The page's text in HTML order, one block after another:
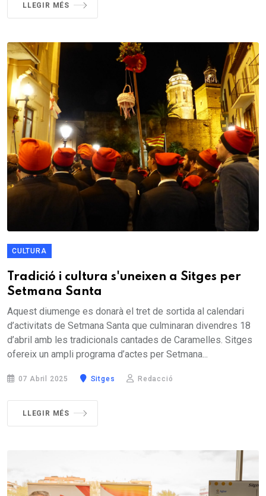
LLEGIR MÉS
CULTURA
Tradició i cultura s'uneixen a Sitges per
Setmana Santa
Aquest diumenge es donarà el tret de sortida al calendari
d’activitats de Setmana Santa que culminaran divendres 18
d’abril amb les tradicionals cantades de Caramelles. Sitges
ofereix un ampli programa d’actes per Setmana...
07 Abril 2025 Sitges Redacció
LLEGIR MÉS